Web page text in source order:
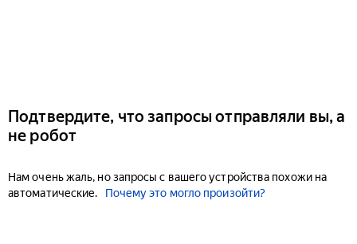
Подтвердите, что запросы отправляли вы, а
не робот
Нам очень жаль, но запросы с вашего устройства похожи на
автоматические.
Почему это могло произойти?